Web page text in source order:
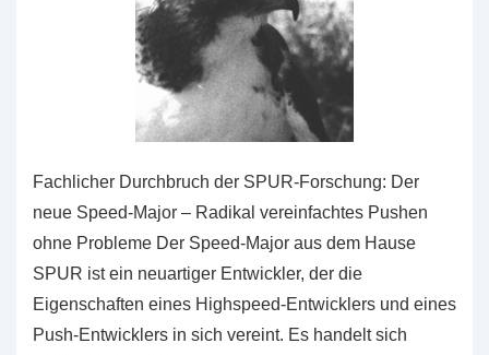
Fachlicher Durchbruch der SPUR-Forschung: Der
neue Speed-Major – Radikal vereinfachtes Pushen
ohne Probleme Der Speed-Major aus dem Hause
SPUR ist ein neuartiger Entwickler, der die
Eigenschaften eines Highspeed-Entwicklers und eines
Push-Entwicklers in sich vereint. Es handelt sich